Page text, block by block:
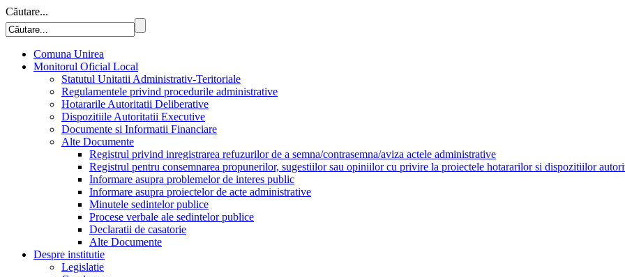
Căutare...
Comuna Unirea
Monitorul Oficial Local
Statutul Unitatii Administrativ-Teritoriale
Regulamentele privind procedurile administrative
Hotararile Autoritatii Deliberative
Dispozitiile Autoritatii Executive
Documente si Informatii Financiare
Alte Documente
Registrul privind inregistrarea refuzurilor de a semna/contrasemna/aviza actele administrative
Registrul pentru consemnarea propunerilor, sugestiilor sau opiniilor cu privire la proiectele hotararilor si dispozitiilor
Informare asupra problemelor de interes public
Informare asupra proiectelor de acte administrative
Minutele sedintelor publice
Procese verbale ale sedintelor publice
Declaratii de casatorie
Alte Documente
Despre institutie
Legislatie